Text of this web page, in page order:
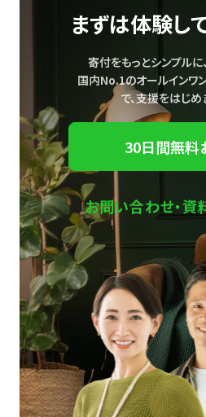
まずは体験し
寄付をもっとシンプルに
国内No.1のオールインワ
で、支援をはじめ
30日間無料
お問い合わせ・資